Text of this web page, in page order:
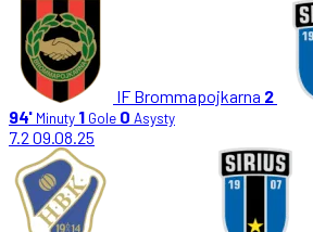
IF Brommapojkarna 2
94' Minuty 1 Gole 0 Asysty
7.2 09.08.25